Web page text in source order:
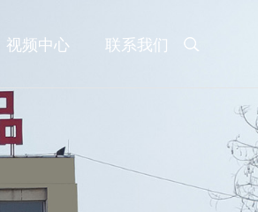
视频中心 联系我们